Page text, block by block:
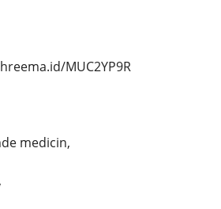
MUC2YP9R
medicin,